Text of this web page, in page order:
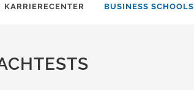
KARRIERECENTER BUSINESS SCHOOLS